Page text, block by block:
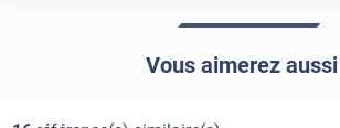
Vous aimerez